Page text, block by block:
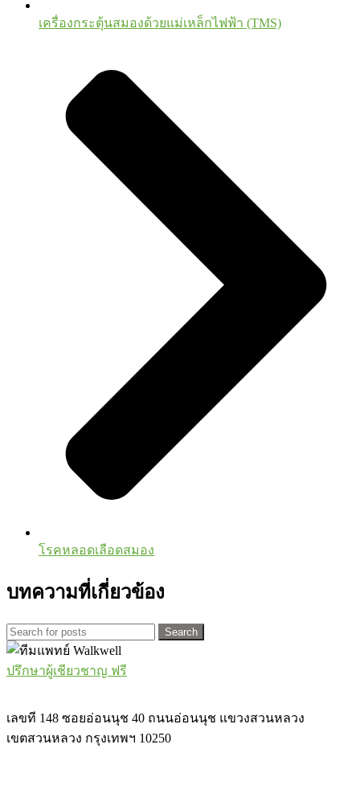
เครื่องกระตุ้นสมองด้วยแม่เหล็กไฟฟ้า (TMS)
โรคหลอดเลือดสมอง
บทความที่เกี่ยวข้อง
Search
ปรึกษาผู้เชียวชาญ ฟรี
เลขที 148 ซอยอ่อนนุช 40 ถนนอ่อนนุช แขวงสวนหลวง
เขตสวนหลวง กรุงเทพฯ 10250